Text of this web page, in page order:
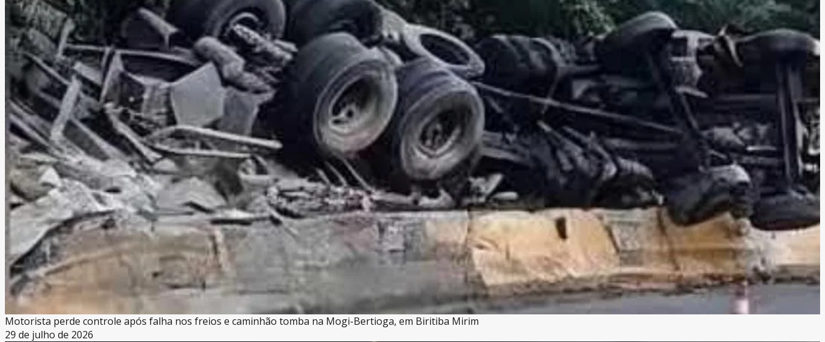
Motorista perde controle após falha nos freios e caminhão tomba na Mogi-Bertioga, em Biritiba Mirim
29 de julho de 2026